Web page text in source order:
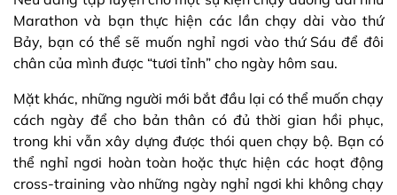
Marathon và bạn thực hiện các lần chạy dài vào thứ
Bảy, bạn có thể sẽ muốn nghỉ ngơi vào thứ Sáu để đôi
chân của mình được “tươi tỉnh” cho ngày hôm sau.
Mặt khác, những người mới bắt đầu lại có thể muốn chạy
cách ngày để cho bản thân có đủ thời gian hồi phục,
trong khi vẫn xây dựng được thói quen chạy bộ. Bạn có
thể nghỉ ngơi hoàn toàn hoặc thực hiện các hoạt động
cross-training vào những ngày nghỉ ngơi khi không chạy